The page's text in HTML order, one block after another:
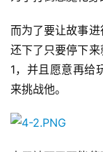
十
三
届
金
奖
而为了要让故事进
还下了只要停下
1，并且愿意再给
来挑战他。